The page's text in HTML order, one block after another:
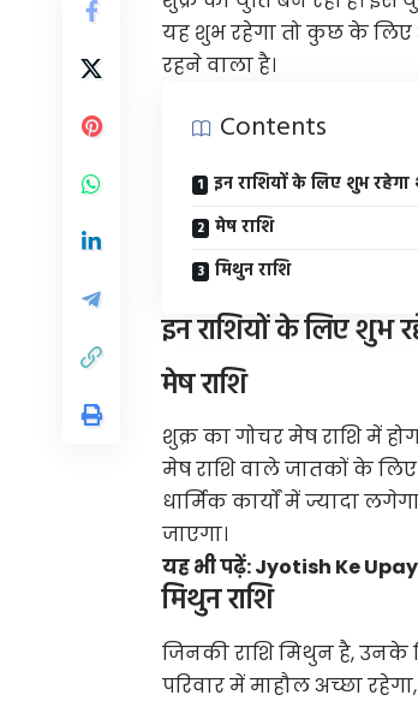
यह शुभ रहेगा तो कुछ के लिए
रहने वाला है।
Contents
इन राशियों के लिए शुभ रहेगा
मेष राशि
मिथुन राशि
इन राशियों के लिए शुभ
मेष राशि
शुक्र का गोचर मेष राशि में
मेष राशि वाले जातकों के
धार्मिक कार्यों में ज्यादा
जाएगा।
यह भी पढ़ें:Jyotish Ke
मिथुन राशि
जिनकी राशि मिथुन है, उनके
परिवार में माहौल अच्छा